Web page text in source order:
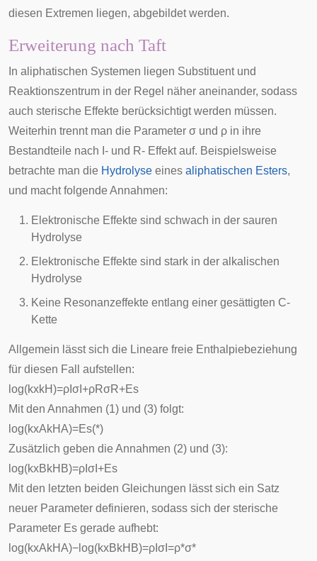
diesen Extremen liegen, abgebildet werden.
Erweiterung nach Taft
In aliphatischen Systemen liegen Substituent und
Reaktionszentrum in der Regel näher aneinander, sodass
auch sterische Effekte berücksichtigt werden müssen.
Weiterhin trennt man die Parameter σ und ρ in ihre
Bestandteile nach I- und R- Effekt auf. Beispielsweise
betrachte man die Hydrolyse eines aliphatischen Esters,
und macht folgende Annahmen:
Elektronische Effekte sind schwach in der sauren
Hydrolyse
Elektronische Effekte sind stark in der alkalischen
Hydrolyse
Keine Resonanzeffekte entlang einer gesättigten C-
Kette
Allgemein lässt sich die Lineare freie Enthalpiebeziehung
für diesen Fall aufstellen:
log(kxkH)=ρ σ +ρRσR+Es
Mit den Annahmen (1) und (3) folgt:
log(kxAkHA)=Es(*)
Zusätzlich geben die Annahmen (2) und (3):
log(kxBkH B)=ρ σ +Es
Mit den letzten beiden Gleichungen lässt sich ein Satz
neuer Parameter definieren, sodass sich der sterische
Parameter Es gerade aufhebt:
log(kxAkHA)− log(kxBkH B)=ρ σ =ρ*σ*